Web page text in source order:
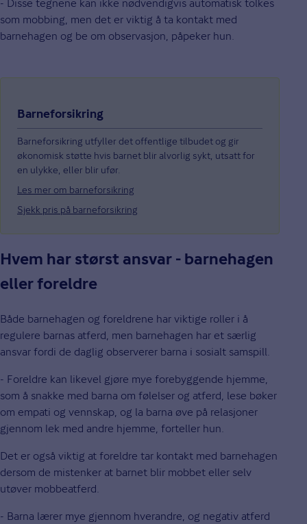
- Disse tegnene kan ikke nødvendigvis automatisk tolkes
som mobbing, men det er viktig å ta kontakt med
barnehagen og be om observasjon, påpeker hun.
Barneforsikring
Barneforsikring utfyller det offentlige tilbudet og gir
økonomisk støtte hvis barnet blir alvorlig sykt, utsatt for
en ulykke, eller blir ufør.
Les mer om barneforsikring
Sjekk pris på barneforsikring
Hvem har størst ansvar - barnehagen
eller foreldre
Både barnehagen og foreldrene har viktige roller i å
regulere barnas atferd, men barnehagen har et særlig
ansvar fordi de daglig observerer barna i sosialt samspill.
- Foreldre kan likevel gjøre mye forebyggende hjemme,
som å snakke med barna om følelser og atferd, lese bøker
om empati og vennskap, og la barna øve på relasjoner
gjennom lek med andre hjemme, forteller hun.
Det er også viktig at foreldre tar kontakt med barnehagen
dersom de mistenker at barnet blir mobbet eller selv
utøver mobbeatferd.
- Barna lærer mye gjennom hverandre, og negativ atferd